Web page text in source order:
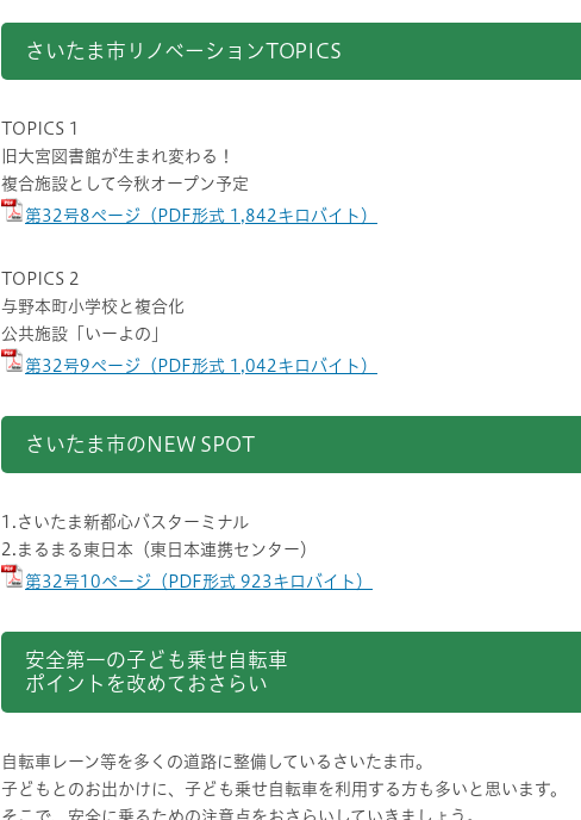
さいたま市リノベーションTOPICS
TOPICS 1
旧大宮図書館が生まれ変わる！
複合施設として今秋オープン予定
第32号8ページ（PDF形式 1,842キロバイト）
TOPICS 2
与野本町小学校と複合化
公共施設「いーよの」
第32号9ページ（PDF形式 1,042キロバイト）
さいたま市のNEW SPOT
1.さいたま新都心バスターミナル
2.まるまる東日本（東日本連携センター）
第32号10ページ（PDF形式 923キロバイト）
安全第一の子ども乗せ自転車
ポイントを改めておさらい
自転車レーン等を多くの道路に整備しているさいたま市。
子どもとのお出かけに、子ども乗せ自転車を利用する方も多いと思います。
そこで、安全に乗るための注意点をおさらいしていきましょう。